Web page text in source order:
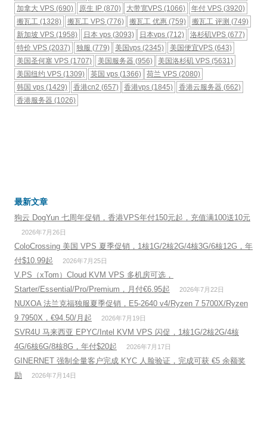
加拿大 VPS (690) 原生 IP(870) 大带宽VPS (1066) 年付 VPS(3920)
搬瓦工 (1328) 搬瓦工 VPS(776) 搬瓦工 优惠 (759) 搬瓦工 评测 (749)
新加坡 VPS (1958) 日本 vps(3093) 日本vps (712) 洛杉矶VPS(677)
特价 VPS (2037) 独服 (779) 美国vps (2345) 美国便宜VPS(643)
美国圣何塞 VPS (1707) 美国服务器 (956) 美国洛杉矶 VPS (5631)
美国纽约 VPS (1309) 英国 vps(1366) 荷兰 VPS (2080)
韩国 vps (1429) 香港cn2 (657) 香港vps (1845) 香港云服务器 (662)
香港服务器 (1026)
最新文章
狗云 DogYun 七周年促销，香港VPS年付150元起，充值满100送10元
2026年7月26日
ColoCrossing 美国 VPS 夏季促销，1核1G/2核2G/4核3G/6核12G，年
付$10.99起
2026年7月25日
V.PS（xTom）Cloud KVM VPS 多机房可选，
Starter/Essential/Pro/Premium，月付€6.95起
2026年7月22日
NUXOA 法兰克福独服夏季促销，E5-2640 v4/Ryzen 7 5700X/Ryzen
9 7950X，€94.50/月起
2026年7月19日
SVR4U 马来西亚 EPYC/Intel KVM VPS 闪促，1核1G/2核2G/4核
4G/6核6G/8核8G，年付$20起
2026年7月17日
GINERNET 强制全量客户完成 KYC 人脸验证，完成可获 €5 余额奖
励
2026年7月14日